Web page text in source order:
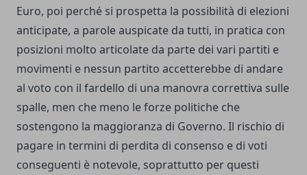
Euro, poi perché si prospetta la possibilità di elezioni
anticipate, a parole auspicate da tutti, in pratica con
posizioni molto articolate da parte dei vari partiti e
movimenti e nessun partito accetterebbe di andare
al voto con il fardello di una manovra correttiva sulle
spalle, men che meno le forze politiche che
sostengono la maggioranza di Governo. Il rischio di
pagare in termini di perdita di consenso e di voti
conseguenti è notevole, soprattutto per questi